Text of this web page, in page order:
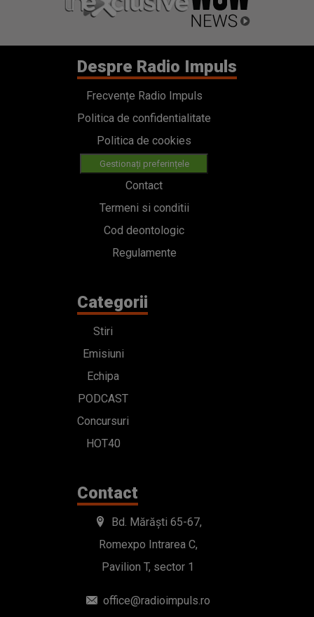
Despre Radio Impuls
Frecvențe Radio Impuls
Politica de confidentialitate
Politica de cookies
Gestionați preferințele
Contact
Termeni si conditii
Cod deontologic
Regulamente
Categorii
Stiri
Emisiuni
Echipa
PODCAST
Concursuri
HOT40
Contact
Bd. Mărăști 65-67,
Romexpo Intrarea C,
Pavilion T, sector 1
office@radioimpuls.ro